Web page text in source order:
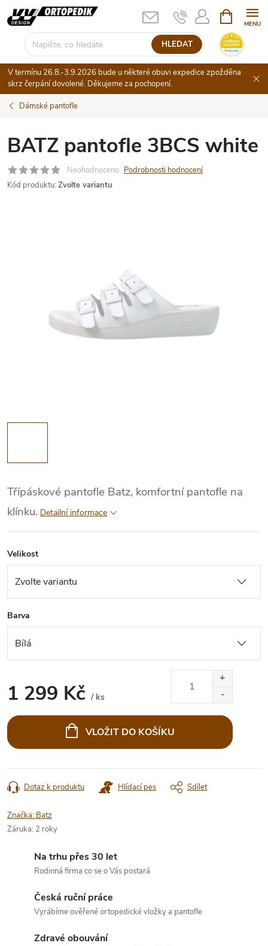
Přejít
na
HLEDAT
NÁKUPNÍ
KOŠÍK
V termínu 26.8.-3.9.2026 bude u některé obuvi expedice zpožděna
skrz čerpání dovolené. Děkujeme za pochopení.
Dámské pantofle
BATZ pantofle 3BCS white
Neohodnoceno Podrobnosti hodnocení
Kód produktu: Zvolte variantu
Třípáskové pantofle Batz, komfortní pantofle na
klínku. Detailní informace
Velikost
Barva
1 299 Kč / ks
cena:
VLOŽIT DO KOŠÍKU
Dotaz k produktu Hlídací pes Sdílet
Značka: Batz
Záruka: 2 roky
Na trhu přes 30 let
Rodinná firma co se o Vás postará
Česká ruční práce
Vyrábíme ověřené ortopedické vložky a pantofle
Zdravé obouvání